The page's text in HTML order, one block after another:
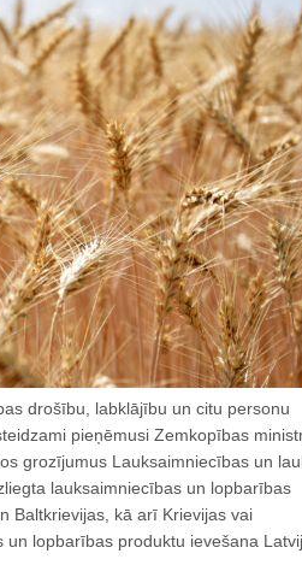
drošību, labklājību un citu personu
pieņēmusi Zemkopības
grozījumus Lauksaimniecības un
lauksaimniecības un lopbarības
Baltkrievijas, kā arī Krievijas vai
un lopbarības produktu ievešana